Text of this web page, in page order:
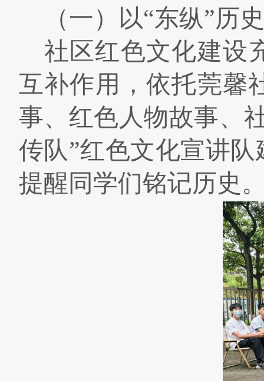
（一）以“东纵”历
社区红色文化建设
互补作用，依托莞馨
事、红色人物故事、
传队”红色文化宣讲
提醒同学们铭记历史